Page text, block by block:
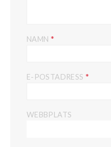
NAMN *
E-POSTADRESS *
WEBBPLATS